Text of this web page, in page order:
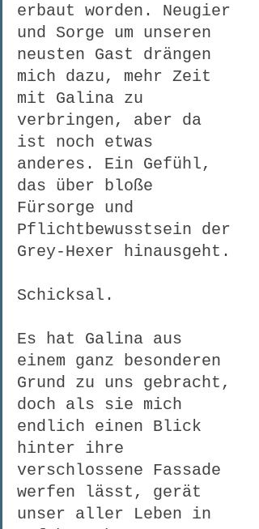
erbaut worden. Neugier
und Sorge um unseren
neusten Gast drängen
mich dazu, mehr Zeit
mit Galina zu
verbringen, aber da
ist noch etwas
anderes. Ein Gefühl,
das über bloße
Fürsorge und
Pflichtbewusstsein der
Grey-Hexer hinausgeht.
Schicksal.
Es hat Galina aus
einem ganz besonderen
Grund zu uns gebracht,
doch als sie mich
endlich einen Blick
hinter ihre
verschlossene Fassade
werfen lässt, gerät
unser aller Leben in